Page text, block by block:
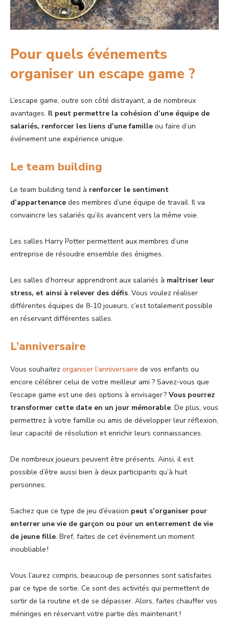
Pour quels événements
organiser un escape game ?
L’escape game, outre son côté distrayant, a de nombreux
avantages. Il peut permettre la cohésion d’une équipe de
salariés, renforcer les liens d’une famille ou faire d’un
événement une expérience unique.
Le team building
Le team building tend à renforcer le sentiment
d’appartenance des membres d’une équipe de travail. Il va
convaincre les salariés qu’ils avancent vers la même voie.
Les salles Harry Potter permettent aux membres d’une
entreprise de résoudre ensemble des énigmes.
Les salles d’horreur apprendront aux salariés à maîtriser leur
stress, et ainsi à relever des défis. Vous voulez réaliser
différentes équipes de 8-10 joueurs, c’est totalement possible
en réservant différentes salles.
L’anniversaire
Vous souhaitez organiser l’anniversaire de vos enfants ou
encore célébrer celui de votre meilleur ami ? Savez-vous que
l’escape game est une des options à envisager ? Vous pourrez
transformer cette date en un jour mémorable. De plus, vous
permettrez à votre famille ou amis de développer leur réflexion,
leur capacité de résolution et enrichir leurs connaissances.
De nombreux joueurs peuvent être présents. Ainsi, il est
possible d’être aussi bien à deux participants qu’à huit
personnes.
Sachez que ce type de jeu d’évasion peut s’organiser pour
enterrer une vie de garçon ou pour un enterrement de vie
de jeune fille. Bref, faites de cet évènement un moment
inoubliable !
Vous l’aurez compris, beaucoup de personnes sont satisfaites
par ce type de sortie. Ce sont des activités qui permettent de
sortir de la routine et de se dépasser. Alors, faites chauffer vos
méninges en réservant votre partie dès maintenant !